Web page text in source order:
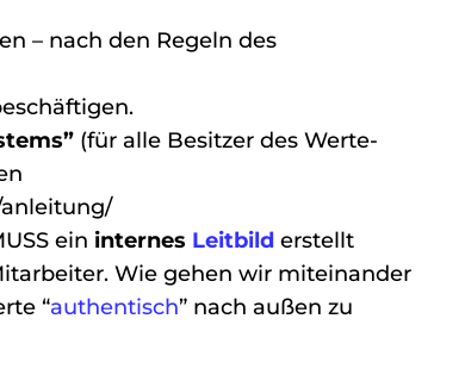
– nach den Regeln des
(für alle Besitzer des Werte-
ein internes Leitbild erstellt
Wie gehen wir miteinander
“authentisch” nach außen zu